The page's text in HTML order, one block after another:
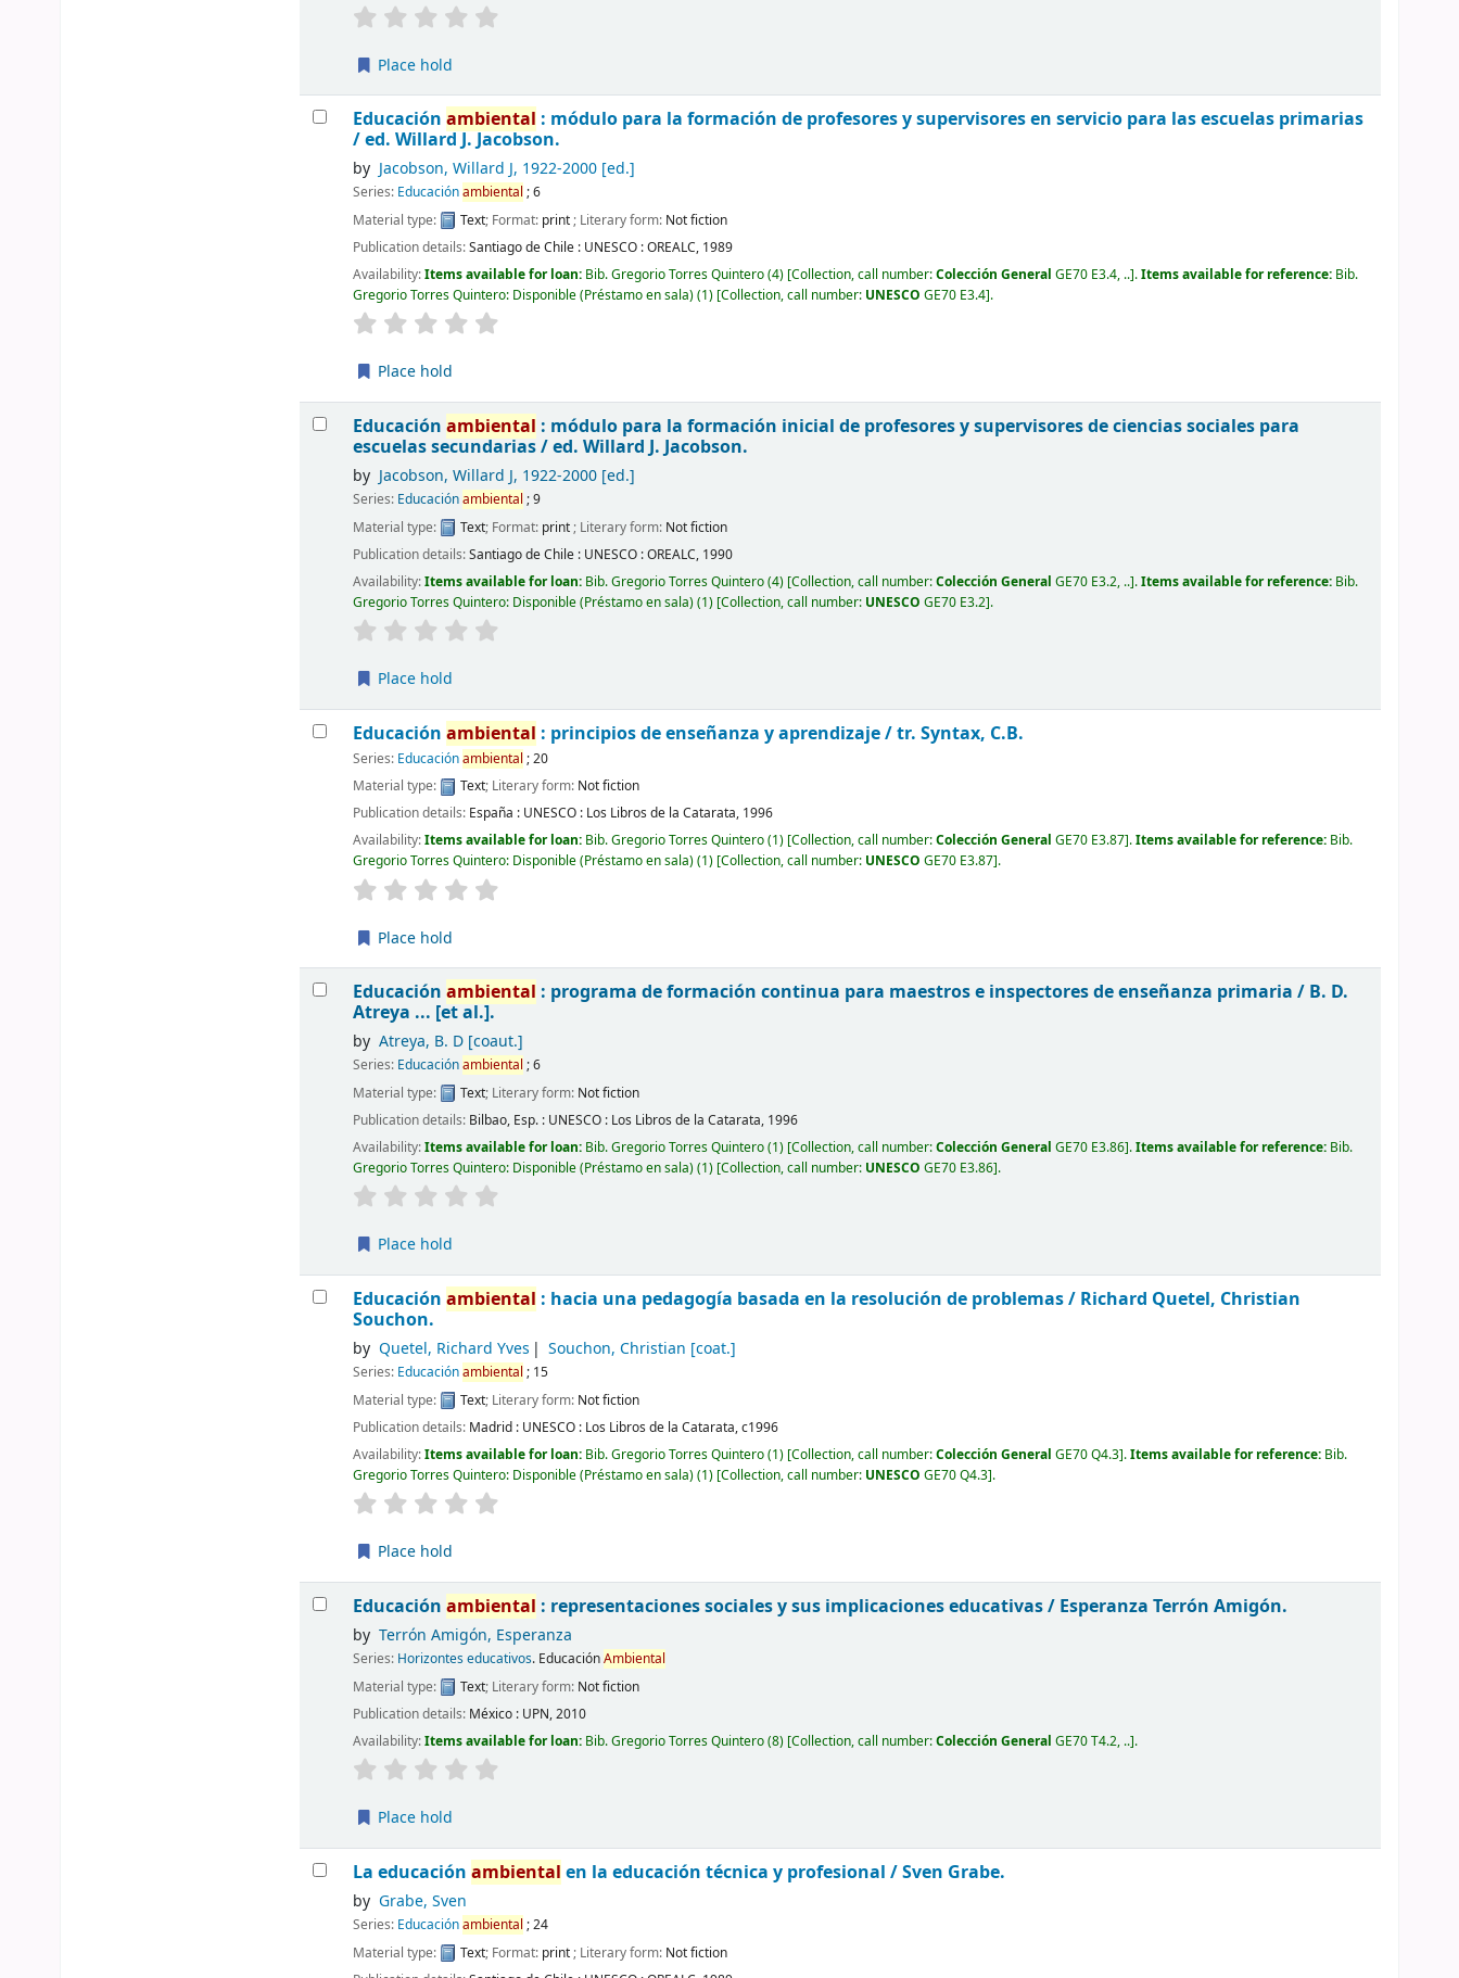
Place hold
Educaciónambiental : módulo para la formación de profesores y supervisores en servicio para las escuelas primarias
/ed. Willard J. Jacobson.
by Jacobson, Willard J, 1922-2000[ed.]
Series: Educaciónambiental ; 6
Material type:
Text; Format: print ; Literary form: Not fiction
Publication details:Santiago de Chile : UNESCO : OREALC, 1989
Availability:Items available for loan: Bib. Gregorio Torres Quintero(4) Collection, call number:Colección GeneralGE70 E3.4, .. .Items available for reference: Bib.
Gregorio Torres Quintero: Disponible (Préstamo en sala)(1) Collection, call number: UNESCOGE70 E3.4 .
Place hold
Educaciónambiental : módulo para la formación inicial de profesores y supervisores de ciencias sociales para
escuelas secundarias /ed. Willard J. Jacobson.
by Jacobson, Willard J, 1922-2000[ed.]
Series: Educaciónambiental ; 9
Material type:
Text; Format: print ; Literary form: Not fiction
Publication details:Santiago de Chile : UNESCO : OREALC, 1990
Availability:Items available for loan: Bib. Gregorio Torres Quintero(4) Collection, call number:Colección GeneralGE70 E3.2, .. .Items available for reference: Bib.
Gregorio Torres Quintero: Disponible (Préstamo en sala)(1) Collection, call number: UNESCOGE70 E3.2 .
Place hold
Educaciónambiental : principios de enseñanza y aprendizaje /tr. Syntax, C.B.
Series: Educaciónambiental ; 20
Material type:
Text; Literary form: Not fiction
Publication details: España : UNESCO : Los Libros de la Catarata, 1996
Availability:Items available for loan: Bib. Gregorio Torres Quintero(1) Collection, call number:Colección GeneralGE70 E3.87 .Items available for reference: Bib.
Gregorio Torres Quintero: Disponible (Préstamo en sala)(1) Collection, call number: UNESCOGE70 E3.87 .
Place hold
Educaciónambiental : programa de formación continua para maestros e inspectores de enseñanza primaria / B. D.
Atreya ... [et al.].
by Atreya, B. D[coaut.]
Series: Educaciónambiental ; 6
Material type:
Text; Literary form: Not fiction
Publication details: Bilbao, Esp. : UNESCO : Los Libros de la Catarata, 1996
Availability:Items available for loan: Bib. Gregorio Torres Quintero(1) Collection, call number:Colección GeneralGE70 E3.86 .Items available for reference: Bib.
Gregorio Torres Quintero: Disponible (Préstamo en sala)(1) Collection, call number: UNESCOGE70 E3.86 .
Place hold
Educaciónambiental : hacia una pedagogía basada en la resolución de problemas / Richard Quetel, Christian
Souchon.
by Quetel, Richard Yves Souchon, Christian [coat.]
Series: Educaciónambiental ; 15
Material type:
Text; Literary form: Not fiction
Publication details: Madrid : UNESCO : Los Libros de la Catarata,c1996
Availability:Items available for loan: Bib. Gregorio Torres Quintero(1) Collection, call number:Colección GeneralGE70 Q4.3 .Items available for reference: Bib.
Gregorio Torres Quintero: Disponible (Préstamo en sala)(1) Collection, call number: UNESCOGE70 Q4.3 .
Place hold
Educaciónambiental : representaciones sociales y sus implicaciones educativas / Esperanza Terrón Amigón.
by Terrón Amigón, Esperanza
Series: Horizontes educativos. EducaciónAmbiental
Material type:
Text; Literary form: Not fiction
Publication details: México : UPN,2010
Availability:Items available for loan: Bib. Gregorio Torres Quintero(8) Collection, call number:Colección GeneralGE70 T4.2, .. .
Place hold
La educaciónambiental en la educación técnica y profesional /Sven Grabe.
by Grabe, Sven
Series: Educaciónambiental ; 24
Material type:
Text; Format: print ; Literary form: Not fiction